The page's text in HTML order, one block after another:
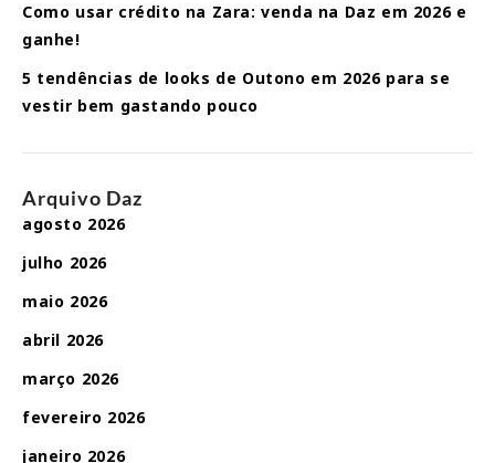
Como usar crédito na Zara: venda na Daz em 2026 e
ganhe!
5 tendências de looks de Outono em 2026 para se
vestir bem gastando pouco
Arquivo Daz
agosto 2026
julho 2026
maio 2026
abril 2026
março 2026
fevereiro 2026
janeiro 2026